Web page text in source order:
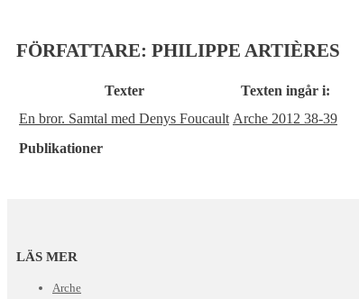
FÖRFATTARE: PHILIPPE ARTIÈRES
Texter
Texten ingår i:
En bror. Samtal med Denys Foucault Arche 2012 38-39
Publikationer
LÄS MER
Arche